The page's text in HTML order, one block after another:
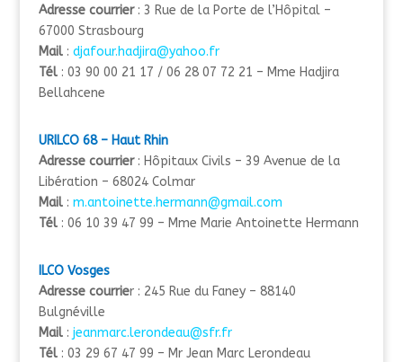
Adresse courrier: 3 Rue de la Porte de l’Hôpital –
67000 Strasbourg
Mail: djafour.hadjira@yahoo.fr
Tél: 03 90 00 21 17 / 06 28 07 72 21 – Mme Hadjira
Bellahcene
URILCO 68 – Haut Rhin
Adresse courrier: Hôpitaux Civils – 39 Avenue de la
Libération – 68024 Colmar
Mail: m.antoinette.hermann@gmail.com
Tél: 06 10 39 47 99 – Mme Marie Antoinette Hermann
ILCO Vosges
Adresse courrier : 245 Rue du Faney – 88140
Bulgnéville
Mail: jeanmarc.lerondeau@sfr.fr
Tél: 03 29 67 47 99 – Mr Jean Marc Lerondeau